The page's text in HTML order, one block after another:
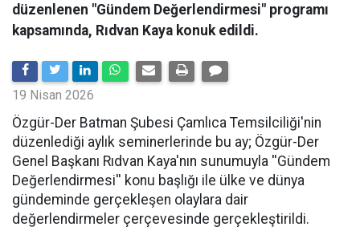
düzenlenen "Gündem Değerlendirmesi" programı
kapsamında, Rıdvan Kaya konuk edildi.
19 Nisan 2026
​Özgür-Der Batman Şubesi Çamlıca Temsilciliği'nin
düzenlediği aylık seminerlerinde bu ay; Özgür-Der
Genel Başkanı Rıdvan Kaya'nın sunumuyla ''Gündem
Değerlendirmesi'' konu başlığı ile ülke ve dünya
gündeminde gerçekleşen olaylara dair
değerlendirmeler çerçevesinde gerçekleştirildi.